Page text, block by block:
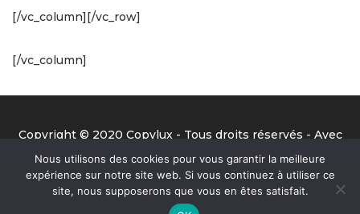
[/vc_column][/vc_row]
[/vc_column]
Copyright © 2020 Copylux - Tous droits réservés - Avec
la précieuse aide de Benjamin de Big Ben Prod ;-)
Nous utilisons des cookies pour vous garantir la meilleure
expérience sur notre site web. Si vous continuez à utiliser ce
site, nous supposerons que vous en êtes satisfait.